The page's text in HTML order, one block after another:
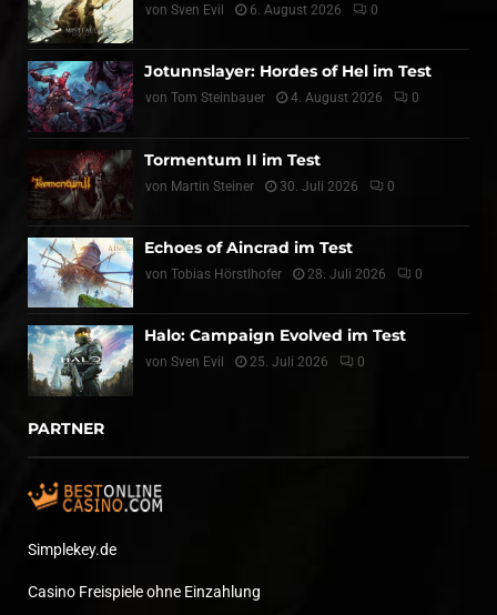
von Sven Evil 6. August 2026 0
Jotunnslayer: Hordes of Hel im Test
von Tom Steinbauer 4. August 2026 0
Tormentum II im Test
von Martin Steiner 30. Juli 2026 0
Echoes of Aincrad im Test
von Tobias Hörstlhofer 28. Juli 2026 0
Halo: Campaign Evolved im Test
von Sven Evil 25. Juli 2026 0
PARTNER
Simplekey.de
Casino Freispiele ohne Einzahlung